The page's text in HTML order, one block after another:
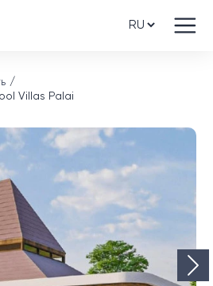
Villas Palai